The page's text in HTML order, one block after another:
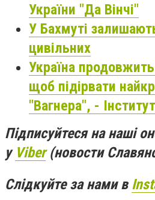
України "Да Вінчі"
У Бахмуті
цивільних
Україна
щоб підірвати
"Вагнера", -
Підписуйтеся на наші
у Viber(новости
Слідкуйте за нами в